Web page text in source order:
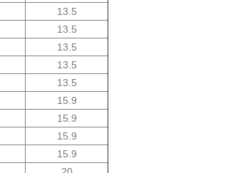
13.5
13.5
13.5
13.5
13.5
15.9
15.9
15.9
15.9